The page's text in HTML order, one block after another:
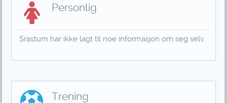
Personlig
Srastum har ikke lagt til noe informasjon om seg selv.
Trening